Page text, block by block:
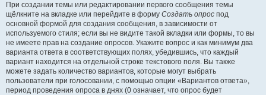
При создании темы или редактировании первого сообщения темы
щёлкните на вкладке или перейдите в форму Создать опрос под
основной формой для создания сообщения, в зависимости от
используемого стиля; если вы не видите такой вкладки или формы, то вы
не имеете прав на создание опросов. Укажите вопрос и как минимум два
варианта ответа в соответствующих полях, убедившись, что каждый
вариант находится на отдельной строке текстового поля. Вы также
можете задать количество вариантов, которые могут выбрать
пользователи при голосовании, с помощью опции «Вариантов ответа»,
период проведения опроса в днях (0 означает, что опрос будет